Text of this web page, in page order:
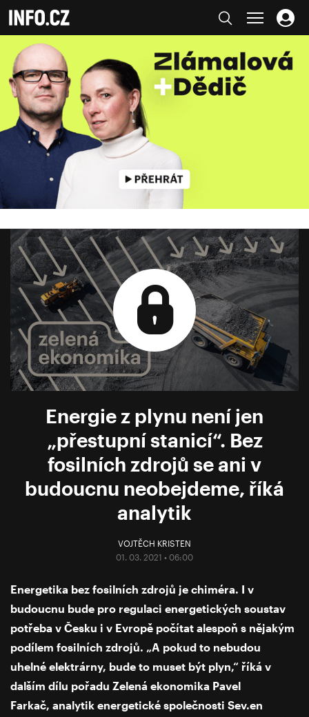
Energie z plynu není jen
„přestupní stanicí“. Bez
fosilních zdrojů se ani v
budoucnu neobejdeme, říká
analytik
VOJTĚCH KRISTEN
01. 03. 2021 • 06:00
Energetika bez fosilních zdrojů je chiméra. I v
budoucnu bude pro regulaci energetických soustav
potřeba v Česku i v Evropě počítat alespoň s nějakým
podílem fosilních zdrojů. „A pokud to nebudou
uhelné elektrárny, bude to muset být plyn,“ říká v
dalším dílu pořadu Zelená ekonomika Pavel
Farkač, analytik energetické společnosti Sev.en